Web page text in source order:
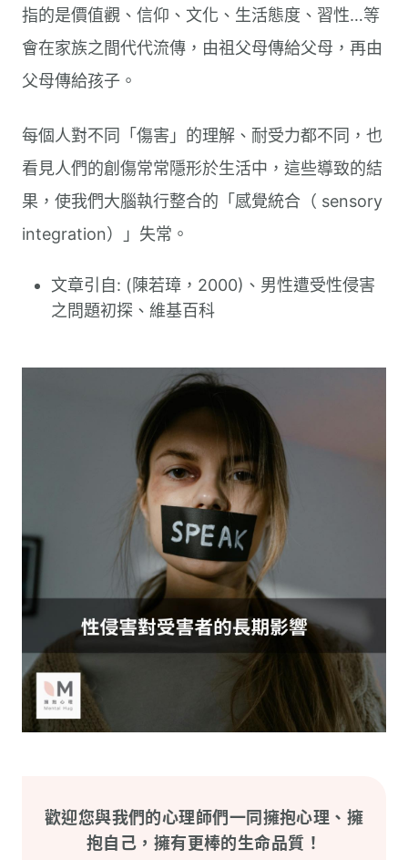
指的是價值觀、信仰、文化、生活態度、習性…等
會在家族之間代代流傳，由祖父母傳給父母，再由
父母傳給孩子。
每個人對不同「傷害」的理解、耐受力都不同，也
看見人們的創傷常常隱形於生活中，這些導致的結
果，使我們大腦執行整合的「感覺統合（ sensory
integration）」失常。
文章引自: (陳若璋，2000)、男性遭受性侵害
之問題初探、維基百科
歡迎您與我們的心理師們一同擁抱心理、擁
抱自己，擁有更棒的生命品質！